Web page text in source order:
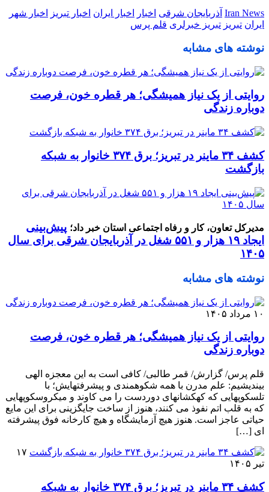
Iran News آذربایجان شرقی اخبار اخبار ایران اخبار تبریز
اخبار شهر
ایران تبریز تبریز خبرلری قلم پرس
نوشته های مشابه
روایتی از یک نیاز همیشگی؛ هر قطره خون، فرصت
دوباره زندگی
کشف ۳۴ ماینر در تبریز؛ برق ۳۷۴ خانوار به شبکه
بازگشت
مدیرکل تعاون، کار و رفاه اجتماعی استان خبر داد؛ پیش‌بینی
ایجاد ۱۹ هزار و ۵۵۱ شغل در آذربایجان شرقی برای سال
۱۴۰۵
نوشته های مشابه
۱۰ مرداد ۱۴۰۵
روایتی از یک نیاز همیشگی؛ هر قطره خون، فرصت
دوباره زندگی
قلم پرس/ گزارش/ قمر طالبی/ کافی است به این معجزه الهی
بیندیشیم: علم مدرن با همه شکوهمندی و پیشرفتهایش؛ با
تلسکوپهایی که کهکشانهای دوردست را می کاوند و میکروسکوپهایی
که به قلب اتم نفوذ می‌ کنند، هنوز از ساخت جایگزینی برای این مایع
حیاتی عاجز است. هنوز هیچ آزمایشگاه و هیچ کارخانه فوق ‌پیشرفته
‌ای […]
۱۷
تیر ۱۴۰۵
کشف ۳۴ ماینر در تبریز؛ برق ۳۷۴ خانوار به شبکه